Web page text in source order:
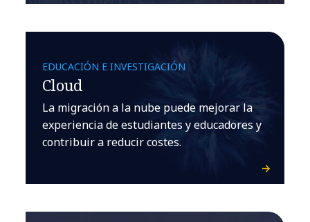
EDUCACIÓN E INVESTIGACIÓN
Cloud
La migración a la nube puede mejorar la
experiencia de estudiantes y educadores y
contribuir a reducir costes.